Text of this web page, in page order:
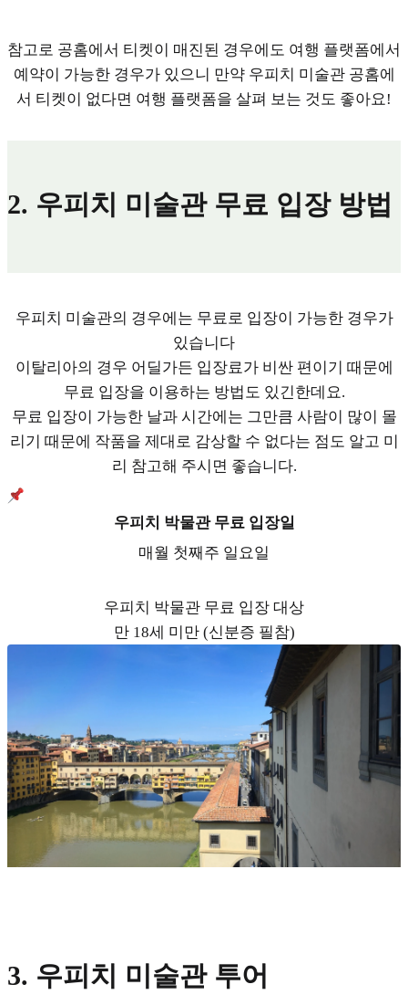
참고로 공홈에서 티켓이 매진된 경우에도 여행 플랫폼에서
예약이 가능한 경우가 있으니 만약 우피치 미술관 공홈에
서 티켓이 없다면 여행 플랫폼을 살펴 보는 것도 좋아요!
2. 우피치 미술관 무료 입장 방법
우피치 미술관의 경우에는 무료로 입장이 가능한 경우가
있습니다
이탈리아의 경우 어딜가든 입장료가 비싼 편이기 때문에
무료 입장을 이용하는 방법도 있긴한데요.
무료 입장이 가능한 날과 시간에는 그만큼 사람이 많이 몰
리기 때문에 작품을 제대로 감상할 수 없다는 점도 알고 미
리 참고해 주시면 좋습니다.
우피치 박물관 무료 입장일
매월 첫째주 일요일
우피치 박물관 무료 입장 대상
만 18세 미만 (신분증 필참)
3. 우피치 미술관 투어